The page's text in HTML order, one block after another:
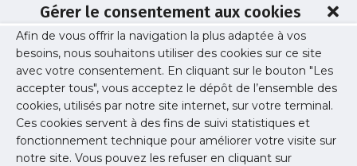
Gérer le consentement aux cookies
Afin de vous offrir la navigation la plus adaptée à vos
besoins, nous souhaitons utiliser des cookies sur ce site
avec votre consentement. En cliquant sur le bouton "Les
accepter tous", vous acceptez le dépôt de l’ensemble des
cookies, utilisés par notre site internet, sur votre terminal.
Ces cookies servent à des fins de suivi statistiques et
fonctionnement technique pour améliorer votre visite sur
notre site. Vous pouvez les refuser en cliquant sur
Santé publique 13
Publié le :18 juillet 2024
Partager cet article :